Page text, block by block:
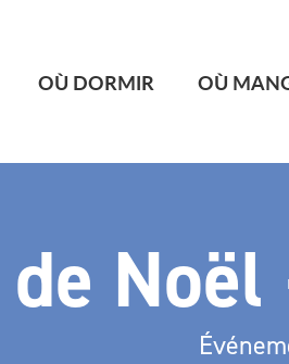
OÙ DORMIR OÙ